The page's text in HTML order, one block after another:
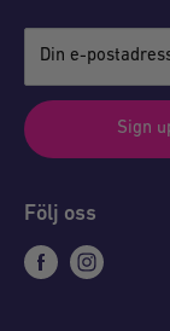
Din e-
Sign
Följ oss